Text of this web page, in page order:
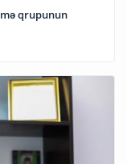
qrupunun